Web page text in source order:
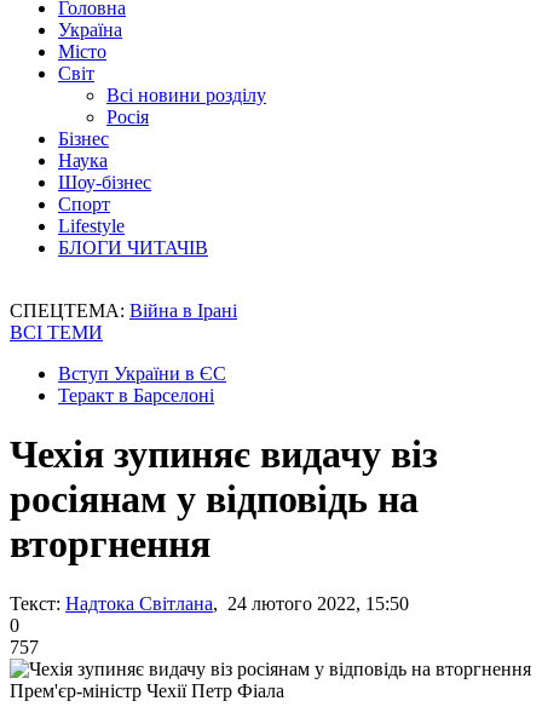
Головна
Україна
Місто
Світ
Всі новини розділу
Росія
Бізнес
Наука
Шоу-бізнес
Спорт
Lifestyle
БЛОГИ ЧИТАЧІВ
СПЕЦТЕМА: Війна в Ірані
ВСІ ТЕМИ
Вступ України в ЄС
Теракт в Барселоні
Чехія зупиняє видачу віз
росіянам у відповідь на
вторгнення
Текст: Надтока Світлана, 24 лютого 2022, 15:50
0
757
Прем'єр-міністр Чехії Петр Фіала